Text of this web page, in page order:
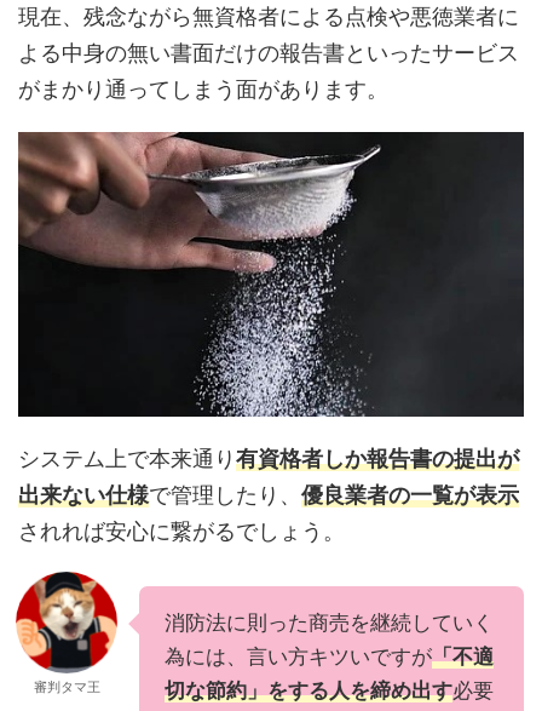
現在、残念ながら無資格者による点検や悪徳業者に
よる中身の無い書面だけの報告書といったサービス
がまかり通ってしまう面があります。
システム上で本来通り有資格者しか報告書の提出が
出来ない仕様で管理したり、 優良業者の一覧が表示
されれば安心に繋がるでしょう。
審判タマ王
消防法に則った商売を継続していく
為には、言い方キツいですが「不適
切な節約」をする人を締め出す必要